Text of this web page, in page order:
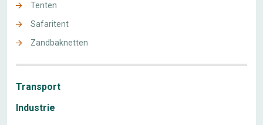
Tenten
Safaritent
Zandbaknetten
Transport
Industrie